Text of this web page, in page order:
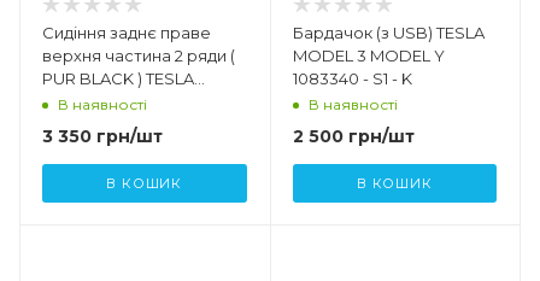
Сидіння заднє праве
верхня частина 2 ряди (
PUR BLACK ) TESLA
MODEL Y 3907892 - 01 - C
В наявності
3 350 грн/шт
В КОШИК
Бардачок (з USB) TESLA
MODEL 3 MODEL Y
1083340 - S1 - K
В наявності
2 500грн/шт
В КОШИК